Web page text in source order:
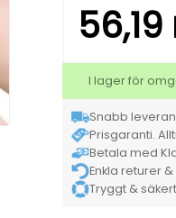
56,19
I lager för
Snabb
Prisgaranti.
Betala med
Enkla returer
Tryggt &